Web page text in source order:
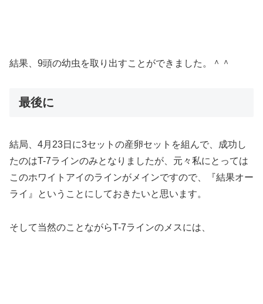
結果、9頭の幼虫を取り出すことができました。＾＾
最後に
結局、4月23日に3セットの産卵セットを組んで、成功し
たのはT-7ラインのみとなりましたが、元々私にとっては
このホワイトアイのラインがメインですので、『結果オー
ライ』ということにしておきたいと思います。
そして当然のことながらT-7ラインのメスには、